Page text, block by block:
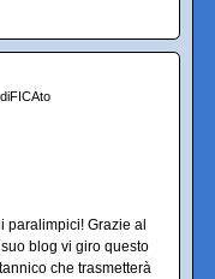
paralimpici! Grazie al
blog vi giro questo
che trasmetterà